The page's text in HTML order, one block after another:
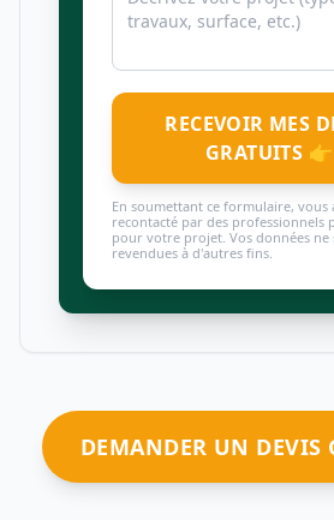
RECEVOIR MES
GRATUITS 👉
En soumettant ce formulaire, vous
recontacté par des professionnels
pour votre projet. Vos données ne
revendues à d'autres fins.
DEMANDER UN DEVIS